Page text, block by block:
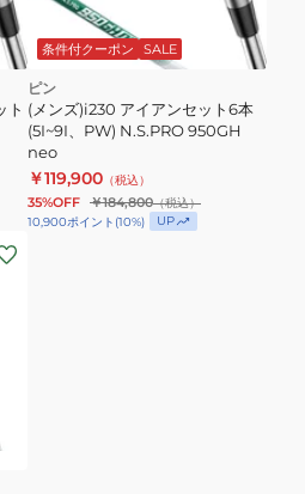
ト
条件付クーポン SALE
ピン
(メンズ)i230 アイアンセット6本
(5I~9I、PW) N.S.PRO 950GH
neo
￥119,900 （税込）
35%OFF ￥184,800（税込）
10,900ポイント (10%) UP